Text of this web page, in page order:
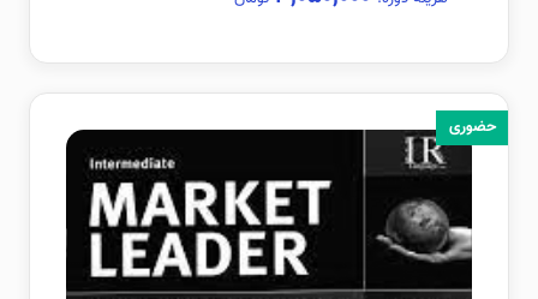
حضوری